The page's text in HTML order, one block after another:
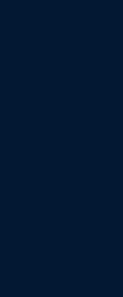
Enkele van de